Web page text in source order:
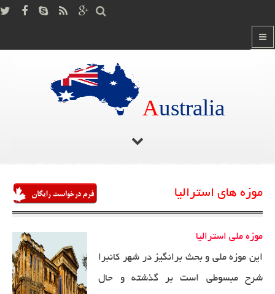
Australia
موزه های استرالیا
موزه ملی استرالیا
این موزه ملی و بحث برانگیز در شهر كانبرا
شرح مبسوطی است بر گذشته و حال